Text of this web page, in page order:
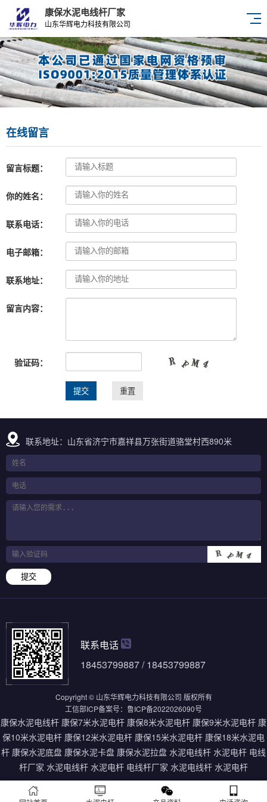
康保水泥电线杆厂家
山东华辉电力科技有限公司
在线留言
留言标题：
你的姓名：
联系电话：
电子邮箱：
联系地址：
留言内容：
验证码：
联系地址：山东省济宁市嘉祥县万张街道骆堂村西890米
提交
联系电话
18453799887 / 18453799887
Copyright © 山东华辉电力科技有限公司 版权所有
工信部ICP备案号： 鲁ICP备2022026090号
康保水泥电线杆 康保7米水泥电杆 康保8米水泥电杆 康保9米水泥电杆 康
保10米水泥电杆 康保12米水泥电杆 康保15米水泥电杆 康保18米水泥电
杆 康保水泥底盘 康保水泥卡盘 康保水泥拉盘 水泥电线杆 水泥电杆 电线
杆厂家 水泥电线杆 水泥电杆 电线杆厂家 水泥电线杆 水泥电杆